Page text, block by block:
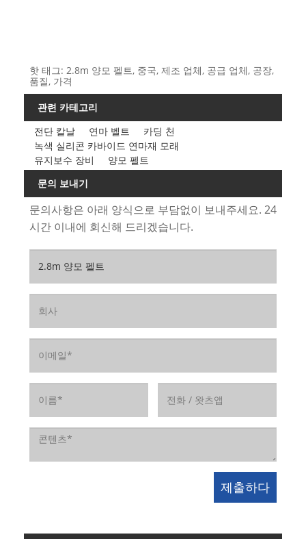
핫 태그: 2.8m 양모 펠트, 중국, 제조 업체, 공급 업체, 공장,
품질, 가격
관련 카테고리
전단 칼날
연마 벨트
카딩 천
녹색 실리콘 카바이드 연마재 모래
유지보수 장비
양모 펠트
문의 보내기
문의사항은 아래 양식으로 부담없이 보내주세요. 24
시간 이내에 회신해 드리겠습니다.